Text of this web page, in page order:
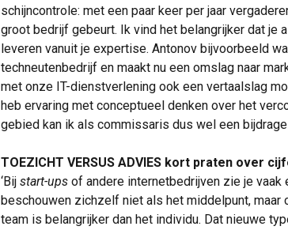
schijncontrole: met een paar keer per jaar
groot bedrijf gebeurt. Ik vind het belangrijker dat je
leveren vanuit je expertise. Antonov bijvoorbeeld
techneutenbedrijf en maakt nu een omslag naar
met onze IT-dienstverlening ook een vertaalslag
heb ervaring met conceptueel denken over het
gebied kan ik als commissaris dus wel een bijdrage
TOEZICHT VERSUS ADVIES kort praten over
‘Bij start-ups of andere internetbedrijven zie je vaak
beschouwen zichzelf niet als het middelpunt, maar
team is belangrijker dan het individu. Dat nieuwe